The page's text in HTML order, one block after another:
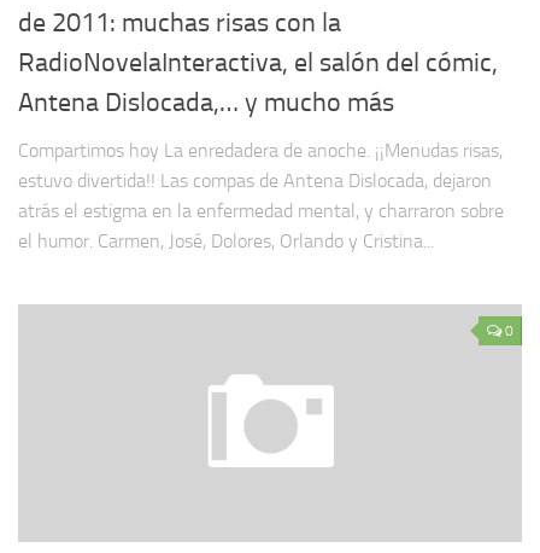
de 2011: muchas risas con la
RadioNovelaInteractiva, el salón del cómic,
Antena Dislocada,… y mucho más
Compartimos hoy La enredadera de anoche. ¡¡Menudas risas,
estuvo divertida!! Las compas de Antena Dislocada, dejaron
atrás el estigma en la enfermedad mental, y charraron sobre
el humor. Carmen, José, Dolores, Orlando y Cristina...
0